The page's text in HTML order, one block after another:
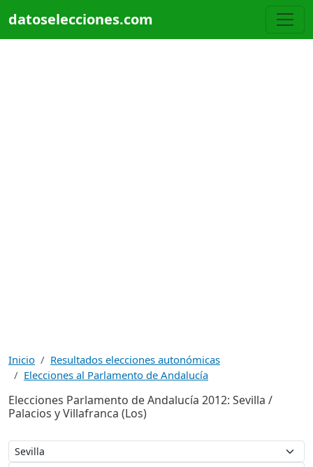
datoselecciones.com
Inicio
Resultados elecciones autonómicas
Elecciones al Parlamento de Andalucía
Elecciones Parlamento de Andalucía 2012: Sevilla /
Palacios y Villafranca (Los)